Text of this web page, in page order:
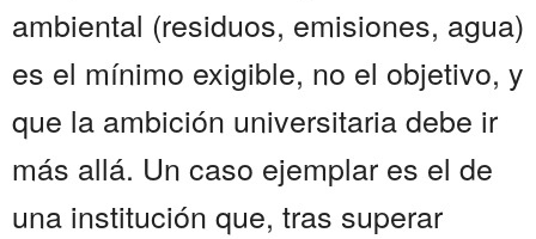
ambiental (residuos, emisiones, agua)
es el mínimo exigible, no el objetivo, y
que la ambición universitaria debe ir
más allá. Un caso ejemplar es el de
una institución que, tras superar